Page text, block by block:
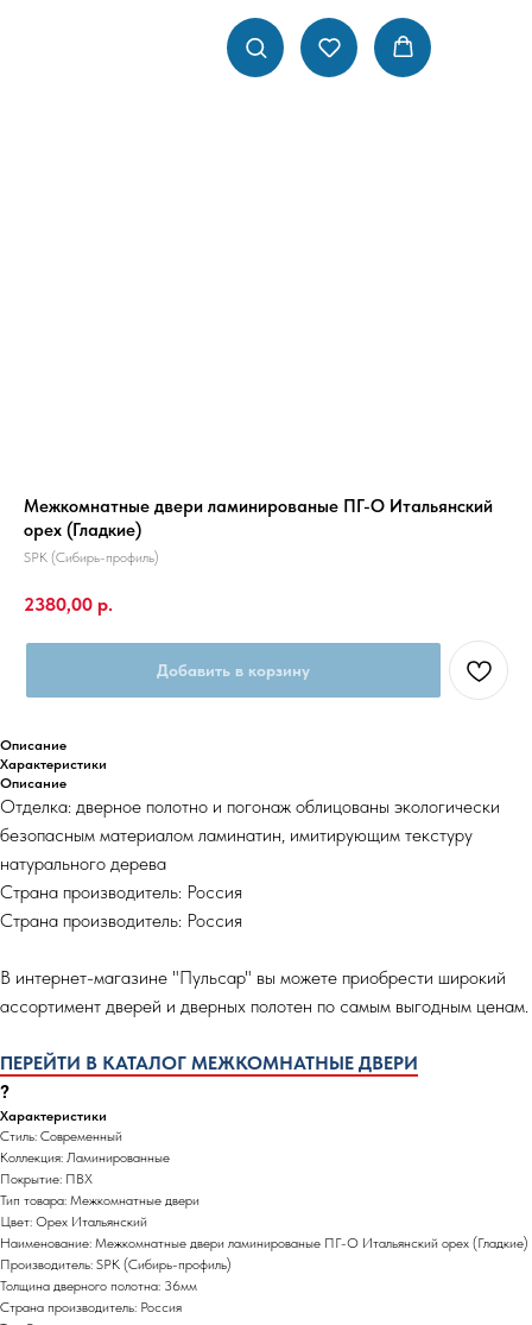
Межкомнатные двери ламинированые ПГ-О Итальянский
орех (Гладкие)
SPK (Сибирь-профиль)
2380,00 р.
Добавить в корзину
Описание
Характеристики
Описание
Отделка: дверное полотно и погонаж облицованы экологически
безопасным материалом ламинатин, имитирующим текстуру
натурального дерева
Страна производитель: Россия
Страна производитель: Россия
В интернет-магазине "Пульсар" вы можете приобрести широкий
ассортимент дверей и дверных полотен по самым выгодным ценам.
ПЕРЕЙТИ В КАТАЛОГ МЕЖКОМНАТНЫЕ ДВЕРИ
?
Характеристики
Стиль: Современный
Коллекция: Ламинированные
Покрытие: ПВХ
Тип товара: Межкомнатные двери
Цвет: Орех Итальянский
Наименование: Межкомнатные двери ламинированые ПГ-О Итальянский орех (Гладкие)
Производитель: SPK (Сибирь-профиль)
Толщина дверного полотна: 36мм
Страна производитель: Россия